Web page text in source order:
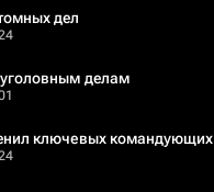
дел
делам
ключевых командующих